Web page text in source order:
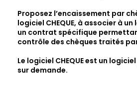
Proposez l’encaissement par
logiciel CHEQUE, à associer à
un contrat spécifique
contrôle des chèques traités
Le logiciel CHEQUE est un
sur demande.